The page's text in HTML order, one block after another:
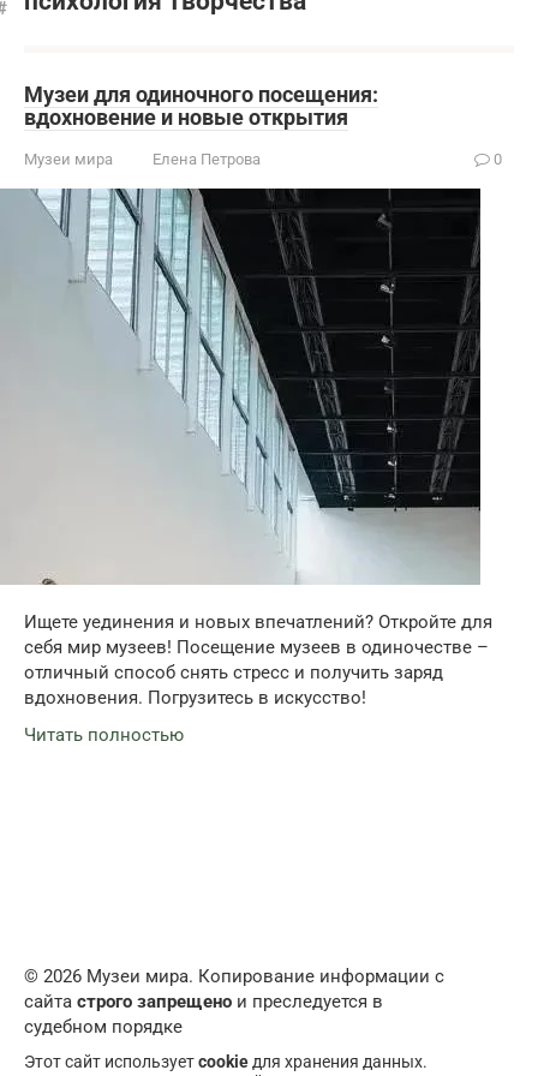
Музеи для одиночного посещения:
вдохновение и новые открытия
Музеи мира Елена Петрова 0
Ищете уединения и новых впечатлений? Откройте для
себя мир музеев! Посещение музеев в одиночестве –
отличный способ снять стресс и получить заряд
вдохновения. Погрузитесь в искусство!
Читать полностью
© 2026 Музеи мира. Копирование информации с
сайта строго запрещено и преследуется в
судебном порядке
Этот сайт используетcookie для хранения данных.